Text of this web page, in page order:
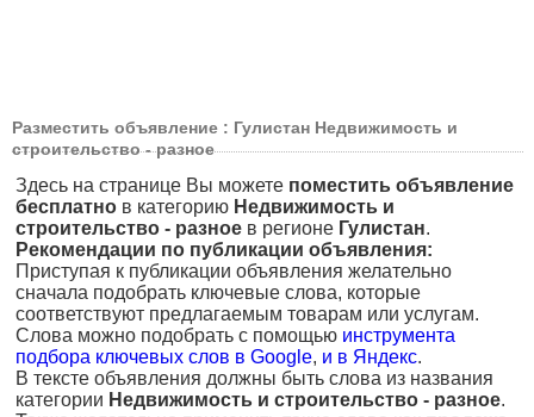
Разместить объявление : Гулистан Недвижимость и
строительство - разное
Здесь на странице Вы можете поместить объявление
бесплатно в категорию Недвижимость и
строительство - разное в регионе Гулистан.
Рекомендации по публикации объявления:
Приступая к публикации объявления желательно
сначала подобрать ключевые слова, которые
соответствуют предлагаемым товарам или услугам.
Слова можно подобрать с помощью инструмента
подбора ключевых слов в Google, и в Яндекс.
В тексте объявления должны быть слова из названия
категории Недвижимость и строительство - разное.